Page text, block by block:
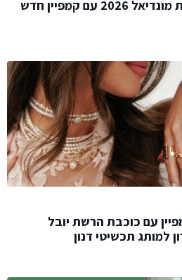
TERMINAL X פותחת את מונדיאל 2026 עם קמפיין חדש
עם כוכבת הרשת יובל
למותג תכשיטי דנון